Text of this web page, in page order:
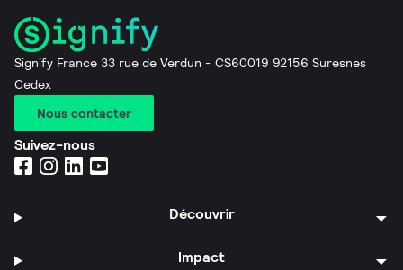
Signify France 33 rue de Verdun - CS60019 92156 Suresnes
Cedex
Nous contacter
Suivez-nous
Découvrir
Impact